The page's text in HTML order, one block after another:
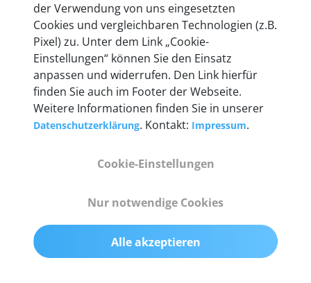
Technische Details &
Lieferumfang
55 mm x 25 mm x 12 mm
200 g
der Verwendung von uns eingesetzten
Cookies und vergleichbaren Technologien (z.B.
Pixel) zu. Unter dem Link „Cookie-
Einstellungen“ können Sie den Einsatz
anpassen und widerrufen. Den Link hierfür
finden Sie auch im Footer der Webseite.
Weitere Informationen finden Sie in unserer
Datenschutzerklärung. Kontakt: Impressum.
Cookie-Einstellungen
Nur notwendige Cookies
Alle akzeptieren